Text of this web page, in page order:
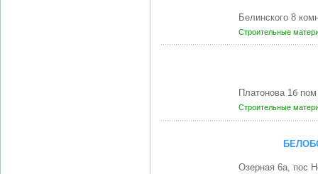
Белинского 8
Строительные
Платонова 1б
Строительные
Озерная 6а, пос